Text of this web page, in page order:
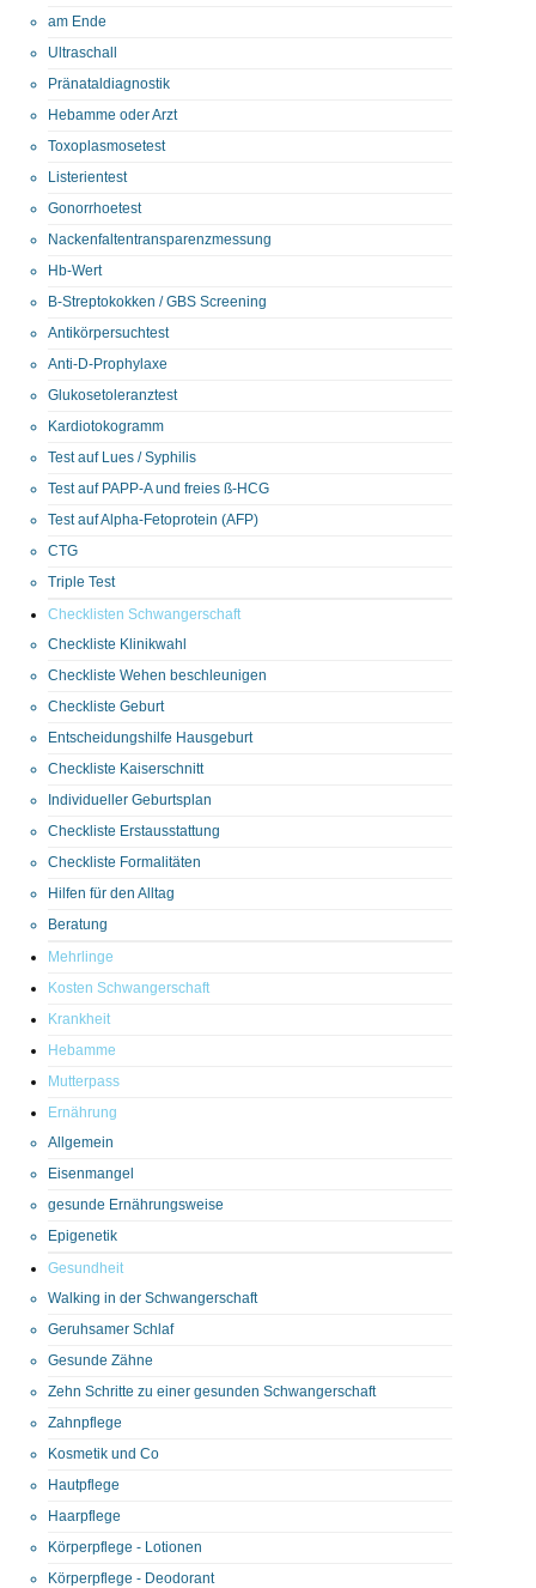
am Ende
Ultraschall
Pränataldiagnostik
Hebamme oder Arzt
Toxoplasmosetest
Listerientest
Gonorrhoetest
Nackenfaltentransparenzmessung
Hb-Wert
B-Streptokokken / GBS Screening
Antikörpersuchtest
Anti-D-Prophylaxe
Glukosetoleranztest
Kardiotokogramm
Test auf Lues / Syphilis
Test auf PAPP-A und freies ß-HCG
Test auf Alpha-Fetoprotein (AFP)
CTG
Triple Test
Checklisten Schwangerschaft
Checkliste Klinikwahl
Checkliste Wehen beschleunigen
Checkliste Geburt
Entscheidungshilfe Hausgeburt
Checkliste Kaiserschnitt
Individueller Geburtsplan
Checkliste Erstausstattung
Checkliste Formalitäten
Hilfen für den Alltag
Beratung
Mehrlinge
Kosten Schwangerschaft
Krankheit
Hebamme
Mutterpass
Ernährung
Allgemein
Eisenmangel
gesunde Ernährungsweise
Epigenetik
Gesundheit
Walking in der Schwangerschaft
Geruhsamer Schlaf
Gesunde Zähne
Zehn Schritte zu einer gesunden Schwangerschaft
Zahnpflege
Kosmetik und Co
Hautpflege
Haarpflege
Körperpflege - Lotionen
Körperpflege - Deodorant